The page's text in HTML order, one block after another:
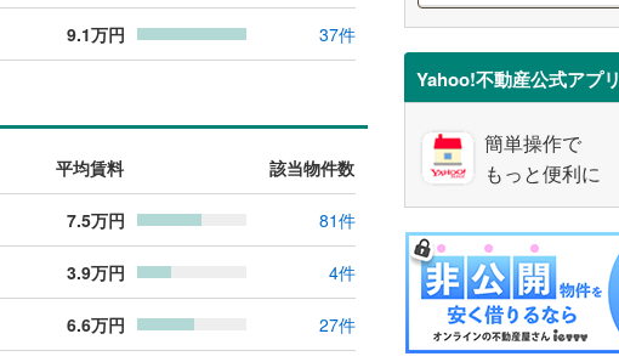
9.1万円 37件
平均賃料 該当物件数
7.5万円 81件
3.9万円 4件
6.6万円 27件
Yahoo!不動産公式アプリ
簡単操作で
もっと便利に